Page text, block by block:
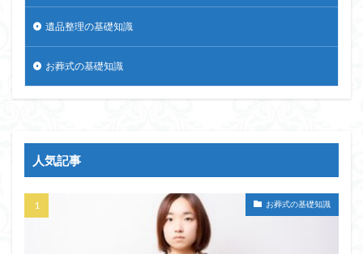
遺品整理の基礎知識
お葬式の基礎知識
人気記事
お葬式の基礎知識